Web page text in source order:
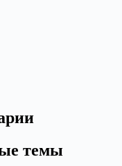
темы